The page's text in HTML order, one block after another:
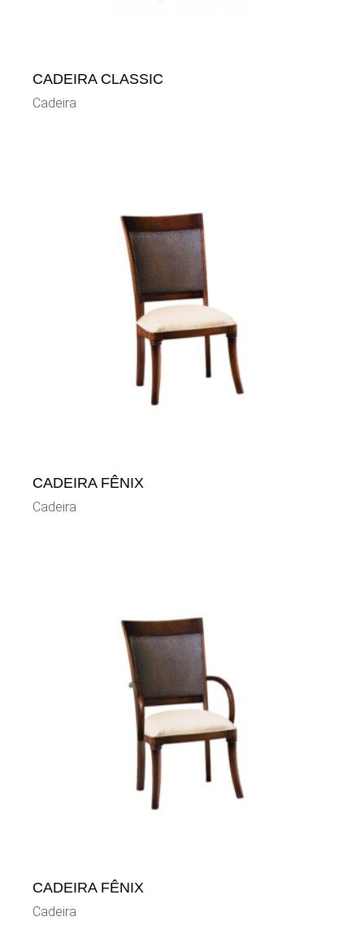
CADEIRA CLASSIC
Cadeira
CADEIRA FÊNIX
Cadeira
CADEIRA FÊNIX
Cadeira